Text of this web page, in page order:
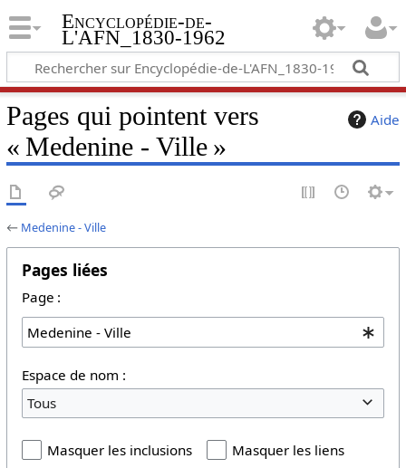
Encyclopédie-de-
L'AFN_1830-1962
Aide
Pages qui pointent vers
« Medenine - Ville »
← Medenine - Ville
Pages liées
Page :
Espace de nom :
Tous
Masquer les inclusions
Masquer les liens